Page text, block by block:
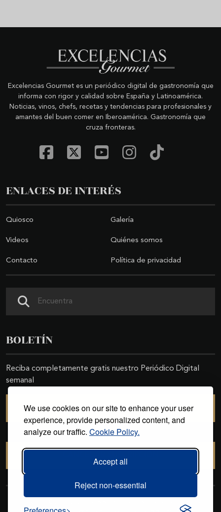
We use cookies on our site to enhance your user
experience, provide personalized content, and
analyze our traffic. Cookie Policy.
Accept all
Reject non-essential
Excelencias Gourmet es un periódico digital de gastronomía que
informa con rigor y calidad sobre España y Latinoamérica.
Noticias, vinos, chefs, recetas y tendencias para profesionales y
amantes del buen comer en Iberoamérica. Gastronomía que
cruza fronteras.
ENLACES DE INTERÉS
Quiosco Galería
Videos Quiénes somos
Contacto Política de privacidad
BOLETÍN
Reciba completamente gratis nuestro Periódico Digital
semanal
SUSCRIBIRSE